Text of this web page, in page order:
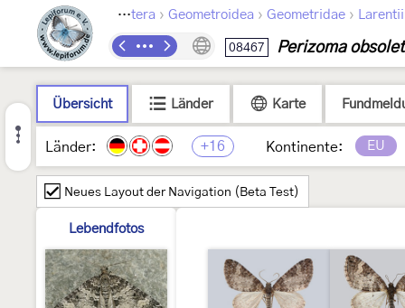
Lepidoptera › Geometroidea › Geometridae ›
08467 Perizoma
Übersicht Länder Karte
Länder: +16 Kontinente: EU
Neues Layout der Navigation (Beta Test)
Lebendfotos